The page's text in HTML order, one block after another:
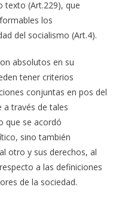
texto (Art.229), que
los
del socialismo (Art.4).
absolutos en su
tener criterios
conjuntas en pos del
través de tales
que se acordó
sino también
otro y sus derechos, al
a las definiciones
de la sociedad.